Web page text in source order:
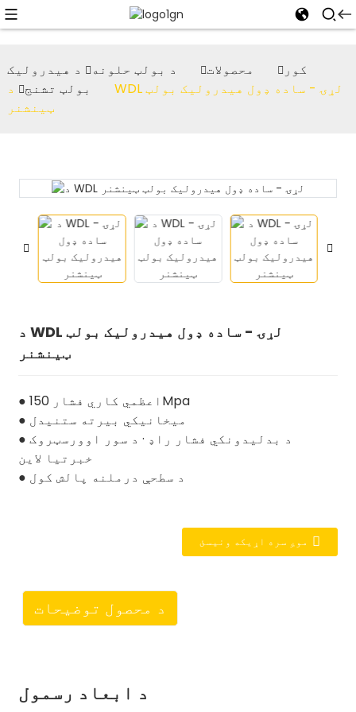
کور محصولات د بولټ حلونه
د هیدرولیک
بولټ تشنج
د WDL لړۍ - ساده ډول هیدرولیک بولټ
ټینشنر
د WDL لړۍ - ساده ډول هیدرولیک بولټ
ټینشنر
● اعظمي کاري فشار 150Mpa
● میخانیکي بیرته ستنیدل
● د بدلیدونکي فشار راډ · د سور اوورسټروک
خبرتیا لاین
● د سطحې درملنه پالش کول
موږ سره اړیکه ونیسئ
د محصول توضیحات
د ابعاد رسمول